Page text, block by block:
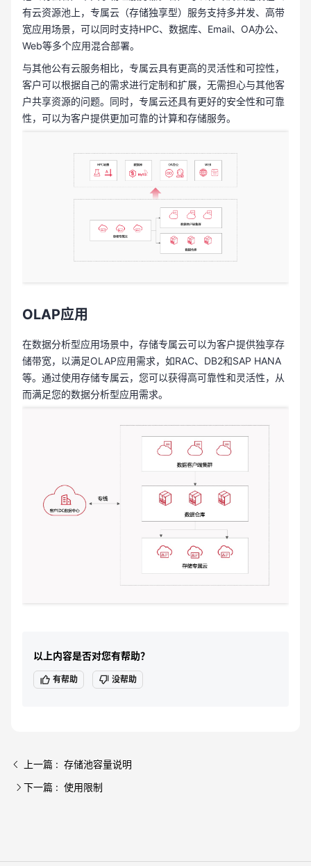
有云资源池上，专属云（存储独享型）服务支持多并发、高带
宽应用场景，可以同时支持HPC、数据库、Email、OA办公、
Web等多个应用混合部署。
与其他公有云服务相比，专属云具有更高的灵活性和可控性，
客户可以根据自己的需求进行定制和扩展，无需担心与其他客
户共享资源的问题。同时，专属云还具有更好的安全性和可靠
性，可以为客户提供更加可靠的计算和存储服务。
OLAP应用
在数据分析型应用场景中，存储专属云可以为客户提供独享存
储带宽，以满足OLAP应用需求，如RAC、DB2和SAP HANA
等。通过使用存储专属云，您可以获得高可靠性和灵活性，从
而满足您的数据分析型应用需求。
以上内容是否对您有帮助？
有帮助 没帮助
上一篇 : 存储池容量说明
下一篇 : 使用限制